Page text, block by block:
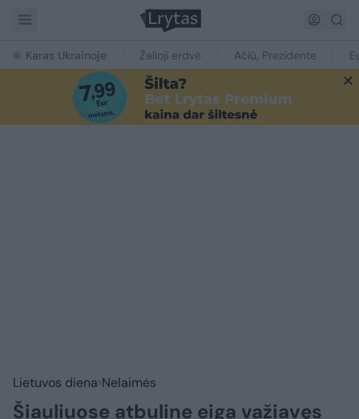
Karas Ukrainoje Žalioji erdvė Ačiū, Prezidente
Lietuvos diena Nelaimės
Šiauliuose atbuline eiga važiavęs